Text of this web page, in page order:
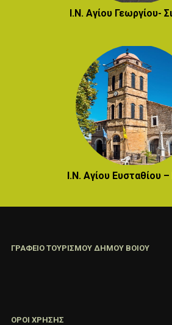
Ι.Ν. Αγίου Γεωργίου-
Ι.Ν. Αγίου Ευσταθίου –
ΓΡΑΦΕΙΟ ΤΟΥΡΙΣΜΟΥ ΔΗΜΟΥ ΒΟΙΟΥ
ΟΡΟΙ ΧΡΗΣΗΣ